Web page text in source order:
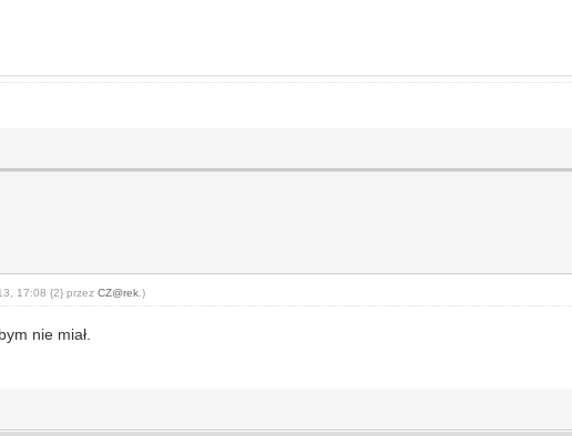
17:08 {2} przezCZ@rek .)
nie miał.